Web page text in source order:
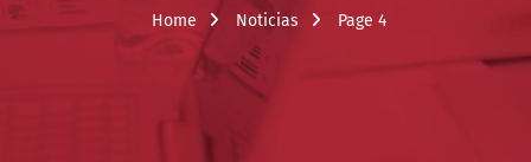
Home Noticias Page 4